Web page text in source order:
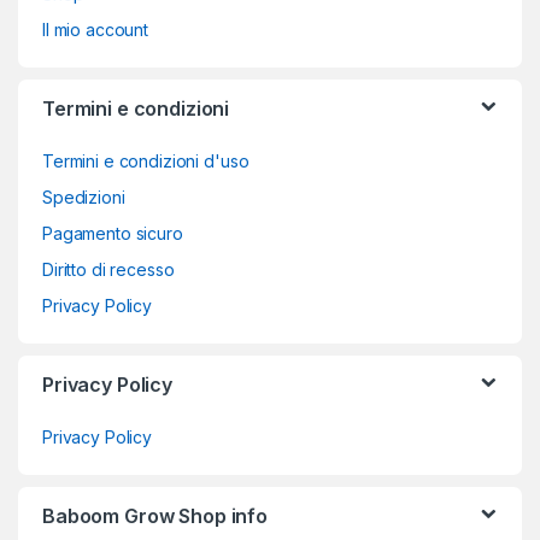
Il mio account
Termini e condizioni
Termini e condizioni d'uso
Spedizioni
Pagamento sicuro
Diritto di recesso
Privacy Policy
Privacy Policy
Privacy Policy
Baboom Grow Shop info